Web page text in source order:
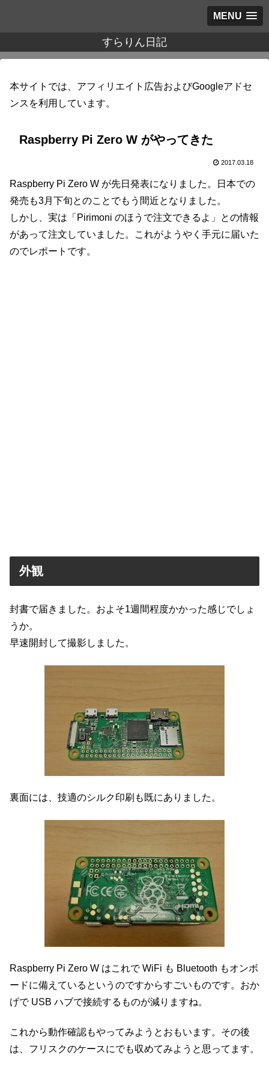
MENU
すらりん日記
本サイトでは、アフィリエイト広告およびGoogleアドセ
ンスを利用しています。
Raspberry Pi Zero W がやってきた
2017.03.18
Raspberry Pi Zero W が先日発表になりました。日本での
発売も3月下旬とのことでもう間近となりました。
しかし、実は「Pirimoni のほうで注文できるよ」との情報
があって注文していました。これがようやく手元に届いた
のでレポートです。
外観
封書で届きました。およそ1週間程度かかった感じでしょ
うか。
早速開封して撮影しました。
裏面には、技適のシルク印刷も既にありました。
Raspberry Pi Zero W はこれで WiFi も Bluetooth もオンボ
ードに備えているというのですからすごいものです。おか
げで USB ハブで接続するものが減りますね。
これから動作確認もやってみようとおもいます。その後
は、フリスクのケースにでも収めてみようと思ってます。